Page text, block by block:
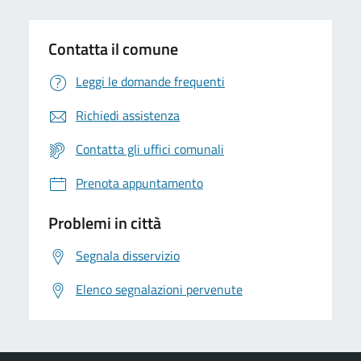
Contatta il comune
Leggi le domande frequenti
Richiedi assistenza
Contatta gli uffici comunali
Prenota appuntamento
Problemi in città
Segnala disservizio
Elenco segnalazioni pervenute